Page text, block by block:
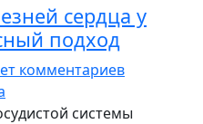
сердца у
подход
комментариев
системы